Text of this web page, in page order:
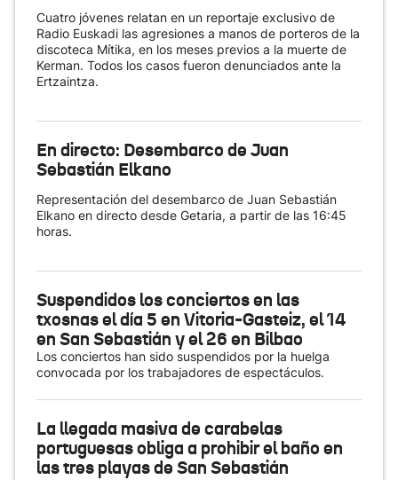
Cuatro jóvenes relatan en un reportaje exclusivo de
Radio Euskadi las agresiones a manos de porteros de la
discoteca Mítika, en los meses previos a la muerte de
Kerman. Todos los casos fueron denunciados ante la
Ertzaintza.
En directo: Desembarco de Juan
Sebastián Elkano
Representación del desembarco de Juan Sebastián
Elkano en directo desde Getaria, a partir de las 16:45
horas.
Suspendidos los conciertos en las
txosnas el día 5 en Vitoria-Gasteiz, el 14
en San Sebastián y el 26 en Bilbao
Los conciertos han sido suspendidos por la huelga
convocada por los trabajadores de espectáculos.
La llegada masiva de carabelas
portuguesas obliga a prohibir el baño en
las tres playas de San Sebastián